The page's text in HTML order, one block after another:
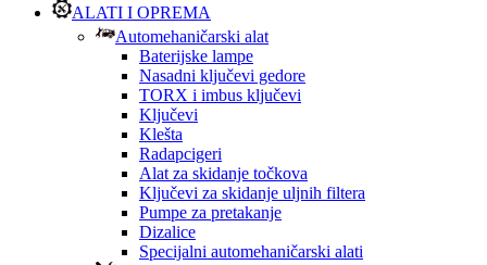
ALATI I OPREMA
Automehaničarski alat
Baterijske lampe
Nasadni ključevi gedore
TORX i imbus ključevi
Ključevi
Klešta
Radapcigeri
Alat za skidanje točkova
Ključevi za skidanje uljnih filtera
Pumpe za pretakanje
Dizalice
Specijalni automehaničarski alati